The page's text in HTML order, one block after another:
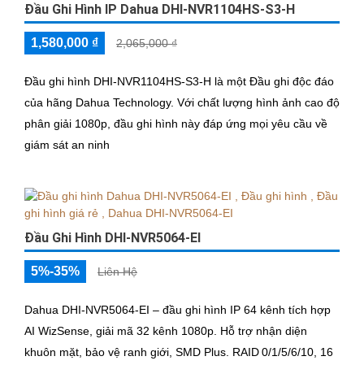
Đầu Ghi Hình IP Dahua DHI-NVR1104HS-S3-H
1,580,000 ₫ 2,065,000 ₫
Đầu ghi hình DHI-NVR1104HS-S3-H là một Đầu ghi độc đáo
của hãng Dahua Technology. Với chất lượng hình ảnh cao độ
phân giải 1080p, đầu ghi hình này đáp ứng mọi yêu cầu về
giám sát an ninh
Đầu Ghi Hình DHI-NVR5064-EI
5%-35% Liên Hệ
Dahua DHI‑NVR5064‑EI – đầu ghi hình IP 64 kênh tích hợp
AI WizSense, giải mã 32 kênh 1080p. Hỗ trợ nhận diện
khuôn mặt, bảo vệ ranh giới, SMD Plus. RAID 0/1/5/6/10, 16